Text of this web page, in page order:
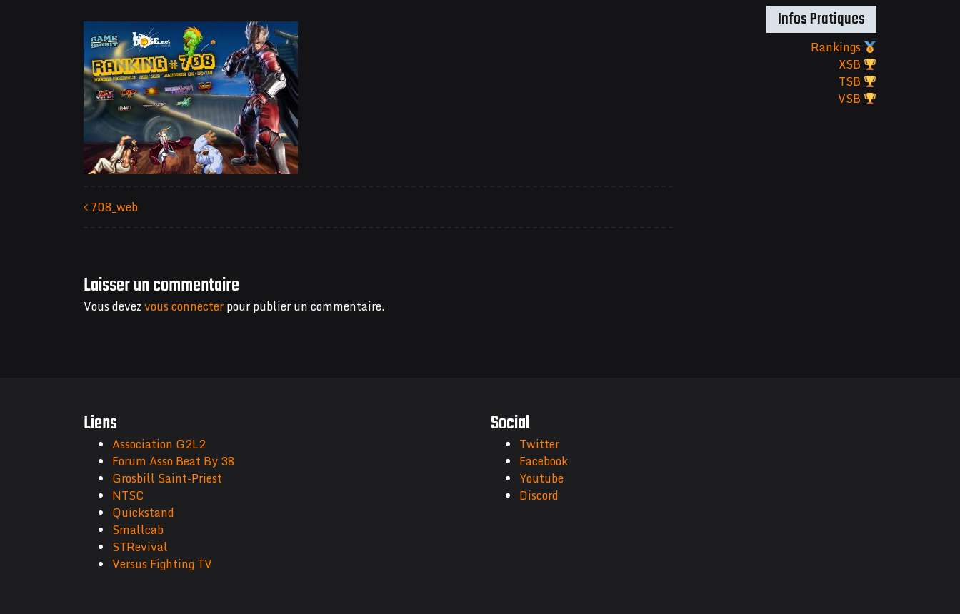
708_web
Laisser un commentaire
Vous devezvous connecterpour publier un commentaire.
Infos Pratiques
Rankings
XSB
TSB
VSB
Liens
Association G2L2
Forum Asso Beat By 38
Grosbill Saint-Priest
NTSC
Quickstand
Smallcab
STRevival
Versus Fighting TV
Social
Twitter
Facebook
Youtube
Discord